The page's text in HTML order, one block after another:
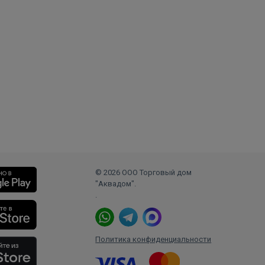
© 2026 ООО Торговый дом
"Аквадом".
.
Политика конфиденциальности